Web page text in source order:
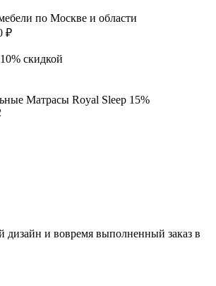
по Москве и области
₽
скидкой
Матрасы Royal Sleep 15%
и вовремя выполненный заказ в